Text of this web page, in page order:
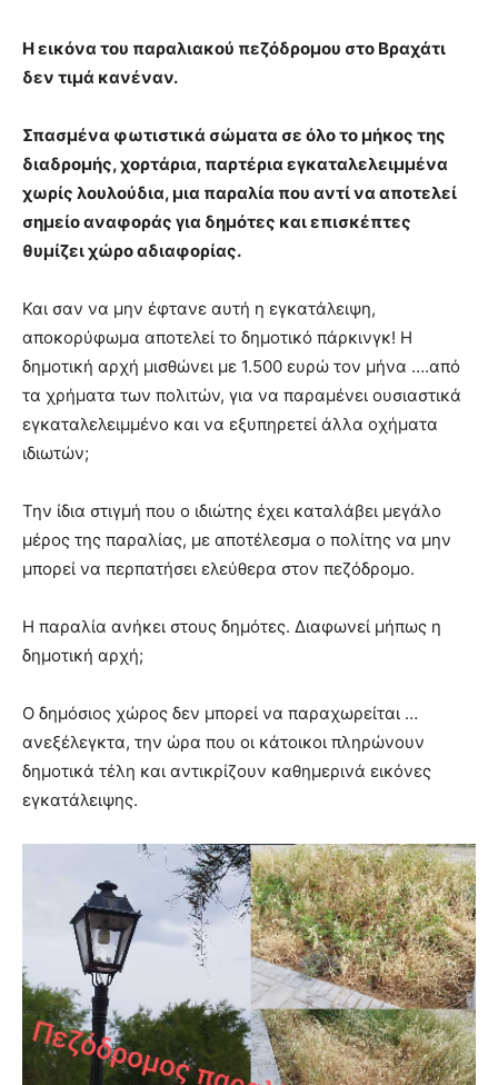
Η εικόνα του παραλιακού πεζόδρομου στο Βραχάτι
δεν τιμά κανέναν.
Σπασμένα φωτιστικά σώματα σε όλο το μήκος της
διαδρομής, χορτάρια, παρτέρια εγκαταλελειμμένα
χωρίς λουλούδια, μια παραλία που αντί να αποτελεί
σημείο αναφοράς για δημότες και επισκέπτες
θυμίζει χώρο αδιαφορίας.
Και σαν να μην έφτανε αυτή η εγκατάλειψη,
αποκορύφωμα αποτελεί το δημοτικό πάρκινγκ! Η
δημοτική αρχή μισθώνει με 1.500 ευρώ τον μήνα ….από
τα χρήματα των πολιτών, για να παραμένει ουσιαστικά
εγκαταλελειμμένο και να εξυπηρετεί άλλα οχήματα
ιδιωτών;
Την ίδια στιγμή που ο ιδιώτης έχει καταλάβει μεγάλο
μέρος της παραλίας, με αποτέλεσμα ο πολίτης να μην
μπορεί να περπατήσει ελεύθερα στον πεζόδρομο.
Η παραλία ανήκει στους δημότες. Διαφωνεί μήπως η
δημοτική αρχή;
Ο δημόσιος χώρος δεν μπορεί να παραχωρείται …
ανεξέλεγκτα, την ώρα που οι κάτοικοι πληρώνουν
δημοτικά τέλη και αντικρίζουν καθημερινά εικόνες
εγκατάλειψης.